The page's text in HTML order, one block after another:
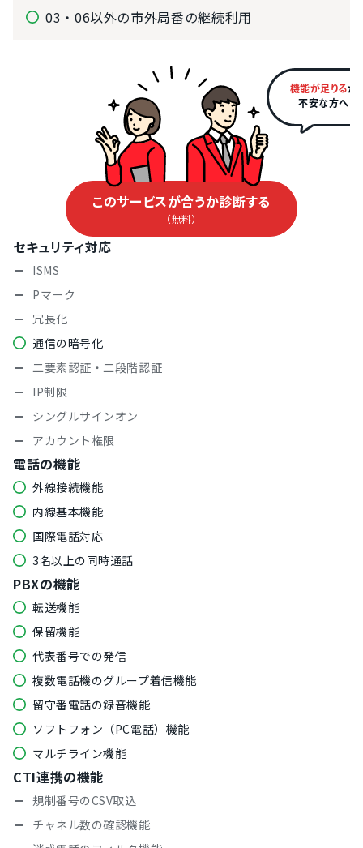
03・06以外の市外局番の継続利用
機能が足りるか
不安な方へ
このサービスが合うか診断する
（無料）
セキュリティ対応
ISMS
Pマーク
冗長化
通信の暗号化
二要素認証・二段階認証
IP制限
シングルサインオン
アカウント権限
電話の機能
外線接続機能
内線基本機能
国際電話対応
3名以上の同時通話
PBXの機能
転送機能
保留機能
代表番号での発信
複数電話機のグループ着信機能
留守番電話の録音機能
ソフトフォン（PC電話）機能
マルチライン機能
CTI連携の機能
規制番号のCSV取込
チャネル数の確認機能